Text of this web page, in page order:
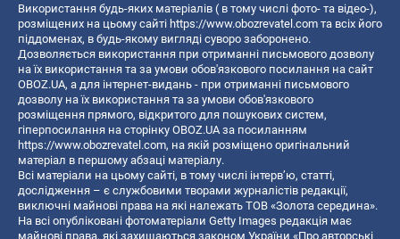
Використання будь-яких матеріалів ( в тому числі фото- та відео-),
розміщених на цьому сайті https://www.obozrevatel.com та всіх його
піддоменах, в будь-якому вигляді суворо заборонено.
Дозволяється використання при отриманні письмового дозволу
на їх використання та за умови обов'язкового посилання на сайт
OBOZ.UA, а для інтернет-видань - при отриманні письмового
дозволу на їх використання та за умови обов'язкового
розміщення прямого, відкритого для пошукових систем,
гіперпосилання на сторінку OBOZ.UA за посиланням
https://www.obozrevatel.com, на якій розміщено оригінальний
матеріал в першому абзаці матеріалу.
Всі матеріали на цьому сайті, в тому числі інтерв’ю, статті,
дослідження – є службовими творами журналістів редакції,
виключні майнові права на які належать ТОВ «Золота середина».
На всі опубліковані фотоматеріали Getty Images редакція має
майнові права, які захищаються законом України «Про авторські